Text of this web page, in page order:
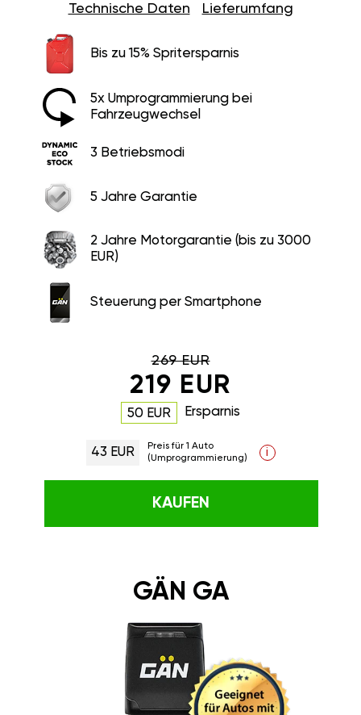
Technische Daten Lieferumfang
Bis zu 15% Spritersparnis
5x Umprogrammierung bei
Fahrzeugwechsel
3 Betriebsmodi
5 Jahre Garantie
2 Jahre Motorgarantie (bis zu 3000
EUR)
Steuerung per Smartphone
269 EUR
219 EUR
50 EUR Ersparnis
43 EUR
Preis für 1 Auto
(Umprogrammierung)
i
KAUFEN
GÄN GA